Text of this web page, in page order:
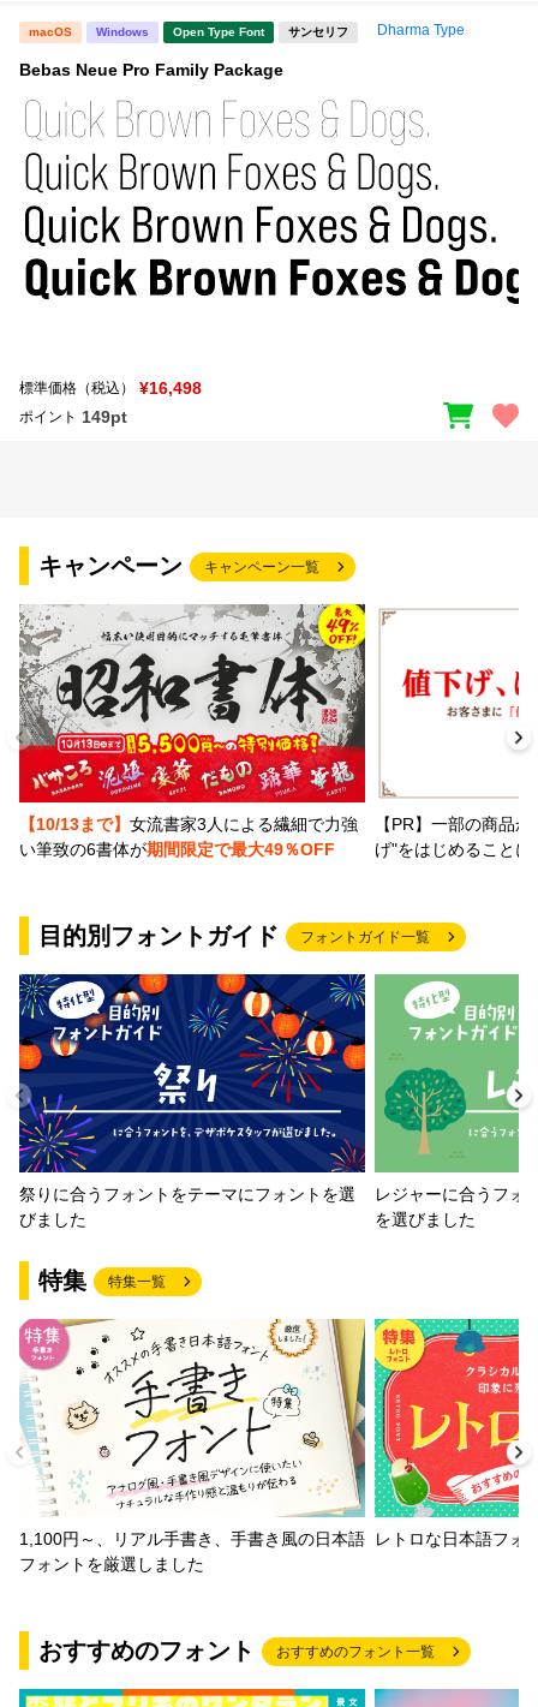
macOS Windows Open Type Font サンセリフ Dharma Type
Bebas Neue Pro Family Package
標準価格（税込） ¥16,498
ポイント 149pt
キャンペーン キャンペーン一覧
【10/13まで】 女流書家3人による繊細で力強
い筆致の6書体が期間限定で最大49％OFF
【PR】一部の商品
げ"をはじめること
目的別フォントガイド フォントガイド一覧
祭りに合うフォントをテーマにフォントを選
びました
レジャーに合うフォ
を選びました
特集 特集一覧
1,100円～、リアル手書き、手書き風の日本語
フォントを厳選しました
レトロな日本語フォ
おすすめのフォント おすすめのフォント一覧